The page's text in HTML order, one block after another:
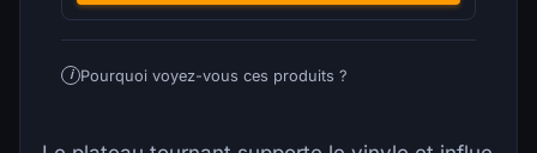
i Pourquoi voyez-vous ces produits ?